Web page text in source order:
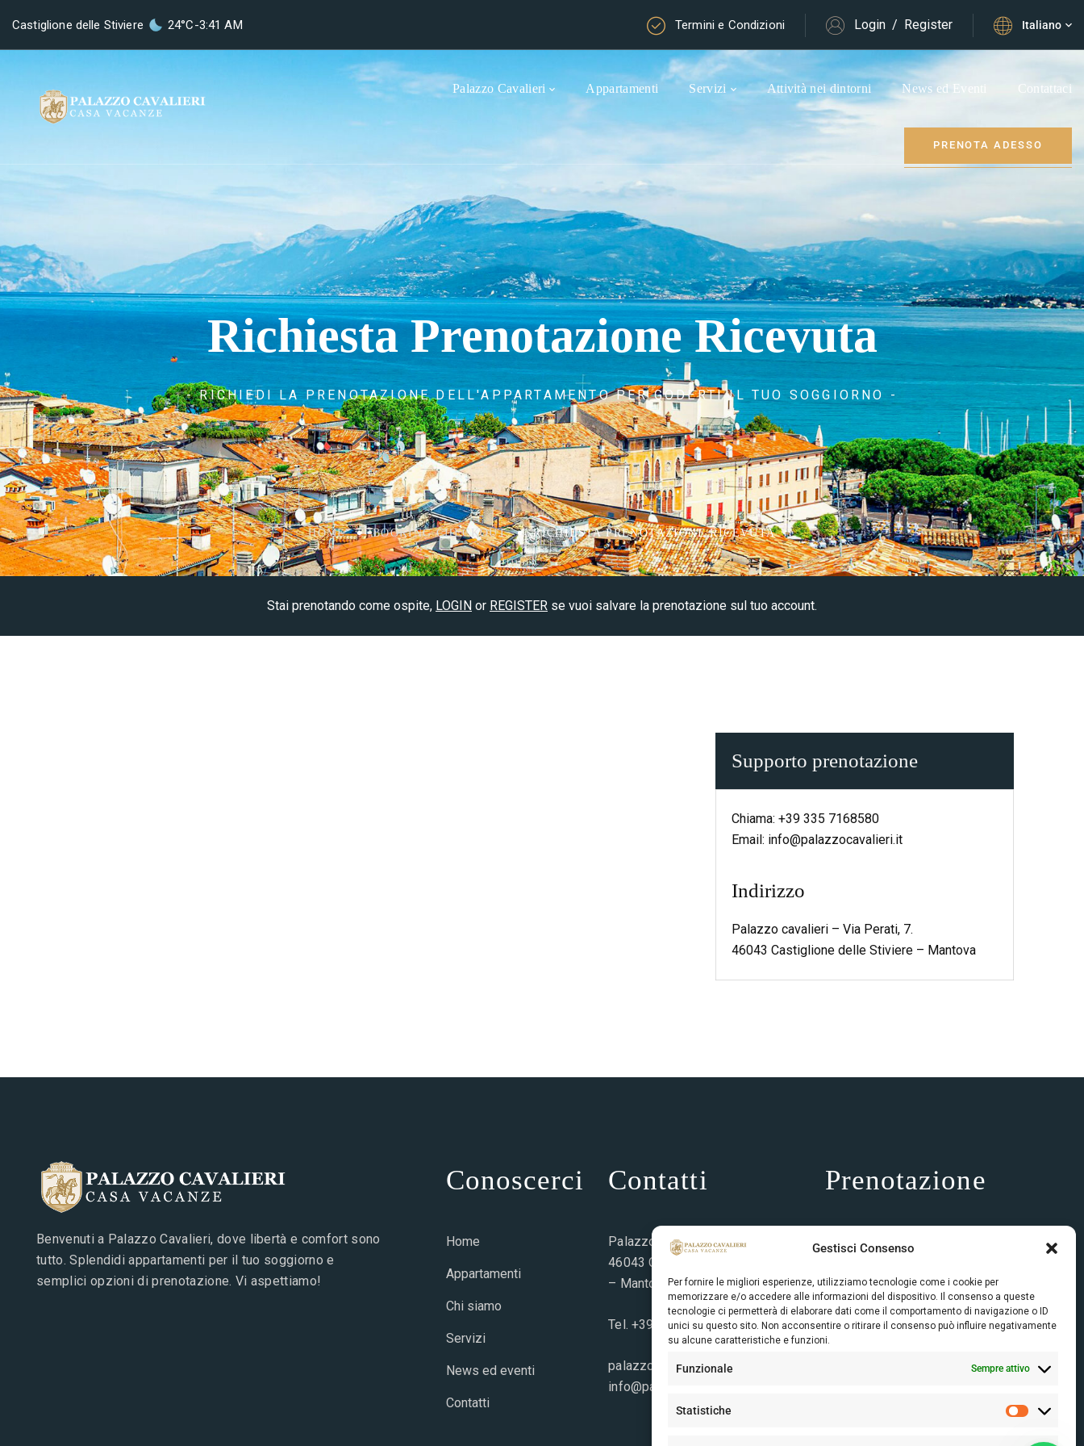
Gestisci Consenso
Per fornire le migliori esperienze, utilizziamo tecnologie come i cookie per
memorizzare e/o accedere alle informazioni del dispositivo. Il consenso a queste
tecnologie ci permetterà di elaborare dati come il comportamento di navigazione o ID
unici su questo sito. Non acconsentire o ritirare il consenso può influire negativamente
su alcune caratteristiche e funzioni.
Funzionale Sempre attivo
Statistiche
Castiglione delle Stiviere 24°C-3:41 AM Termini e Condizioni Login / Register Italiano
Palazzo Cavalieri Appartamenti Servizi Attività nei dintorni News ed Eventi Contattaci
PRENOTA ADESSO
Richiesta Prenotazione Ricevuta
- RICHIEDI LA PRENOTAZIONE DELL'APPARTAMENTO PER GODERTI IL ​​TUO SOGGIORNO -
HOME BOOKING CHECKOUT RICHIESTA PRENOTAZIONE RICEVUTA
Stai prenotando come ospite, LOGIN or REGISTER se vuoi salvare la prenotazione sul tuo account.
Supporto prenotazione
Chiama: +39 335 7168580
Email: info@palazzocavalieri.it
Indirizzo
Palazzo cavalieri – Via Perati, 7.
46043 Castiglione delle Stiviere – Mantova
Benvenuti a Palazzo Cavalieri, dove libertà e comfort sono
tutto. Splendidi appartamenti per il tuo soggiorno e
semplici opzioni di prenotazione. Vi aspettiamo!
Conoscerci
Home
Appartamenti
Chi siamo
Servizi
News ed eventi
Contatti
Contatti
Palazzo cavalieri – Via Perati, 7.
46043 Castiglione delle Stiviere
– Mantova
Tel. +39 335 7168580
palazzocavalieri.it
info@palazzocavalieri.it
Prenotazione
Per la tua prenotazione on line non è
Riceverai istruzioni dal nostro staff
dopo l’invio della tua richiesta.